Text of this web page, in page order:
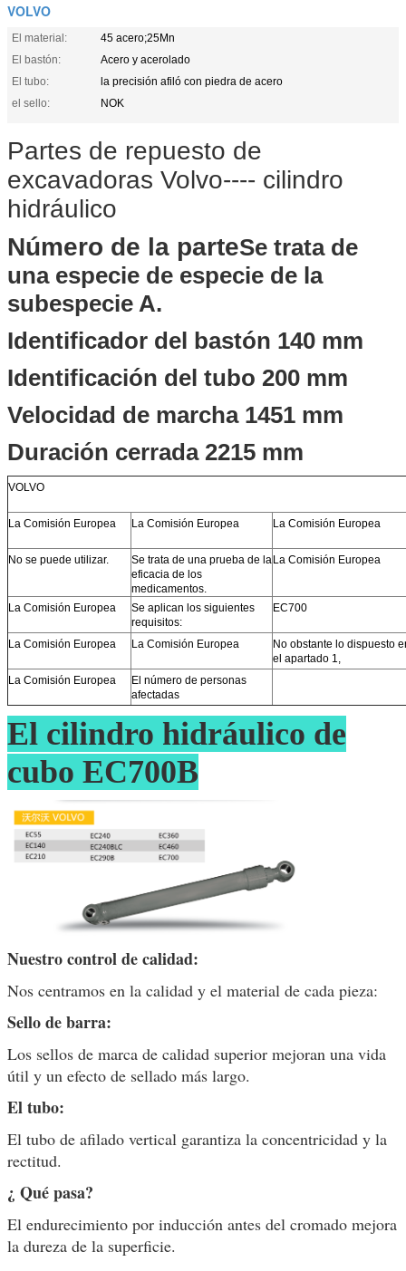
VOLVO
El material:
45 acero;25Mn
El bastón:
Acero y acerolado
El tubo:
la precisión afiló con piedra de acero
el sello:
NOK
Partes de repuesto de
excavadoras Volvo---- cilindro
hidráulico
Número de la parteSe trata de
una especie de especie de la
subespecie A.
Identificador del bastón 140 mm
Identificación del tubo 200 mm
Velocidad de marcha 1451 mm
Duración cerrada 2215 mm
VOLVO
La Comisión Europea La Comisión Europea La Comisión Europea
No se puede utilizar.
Se trata de una prueba de la
eficacia de los
medicamentos.
La Comisión Europea
La Comisión Europea
Se aplican los siguientes
requisitos:
EC700
La Comisión Europea La Comisión Europea
No obstante lo dispuesto
el apartado 1,
La Comisión Europea
El número de personas
afectadas
El cilindro hidráulico de
cubo EC700B
Nuestro control de calidad:
Nos centramos en la calidad y el material de cada pieza:
Sello de barra:
Los sellos de marca de calidad superior mejoran una vida
útil y un efecto de sellado más largo.
El tubo:
El tubo de afilado vertical garantiza la concentricidad y la
rectitud.
¿ Qué pasa?
El endurecimiento por inducción antes del cromado mejora
la dureza de la superficie.